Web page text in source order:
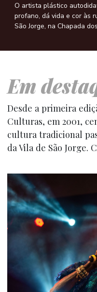
O artista plástico
profano, dá vida e cor às
São Jorge, na Chapada
Em
Desde a primeira
Culturas, em 2001,
cultura tradicional
da Vila de São Jorge.